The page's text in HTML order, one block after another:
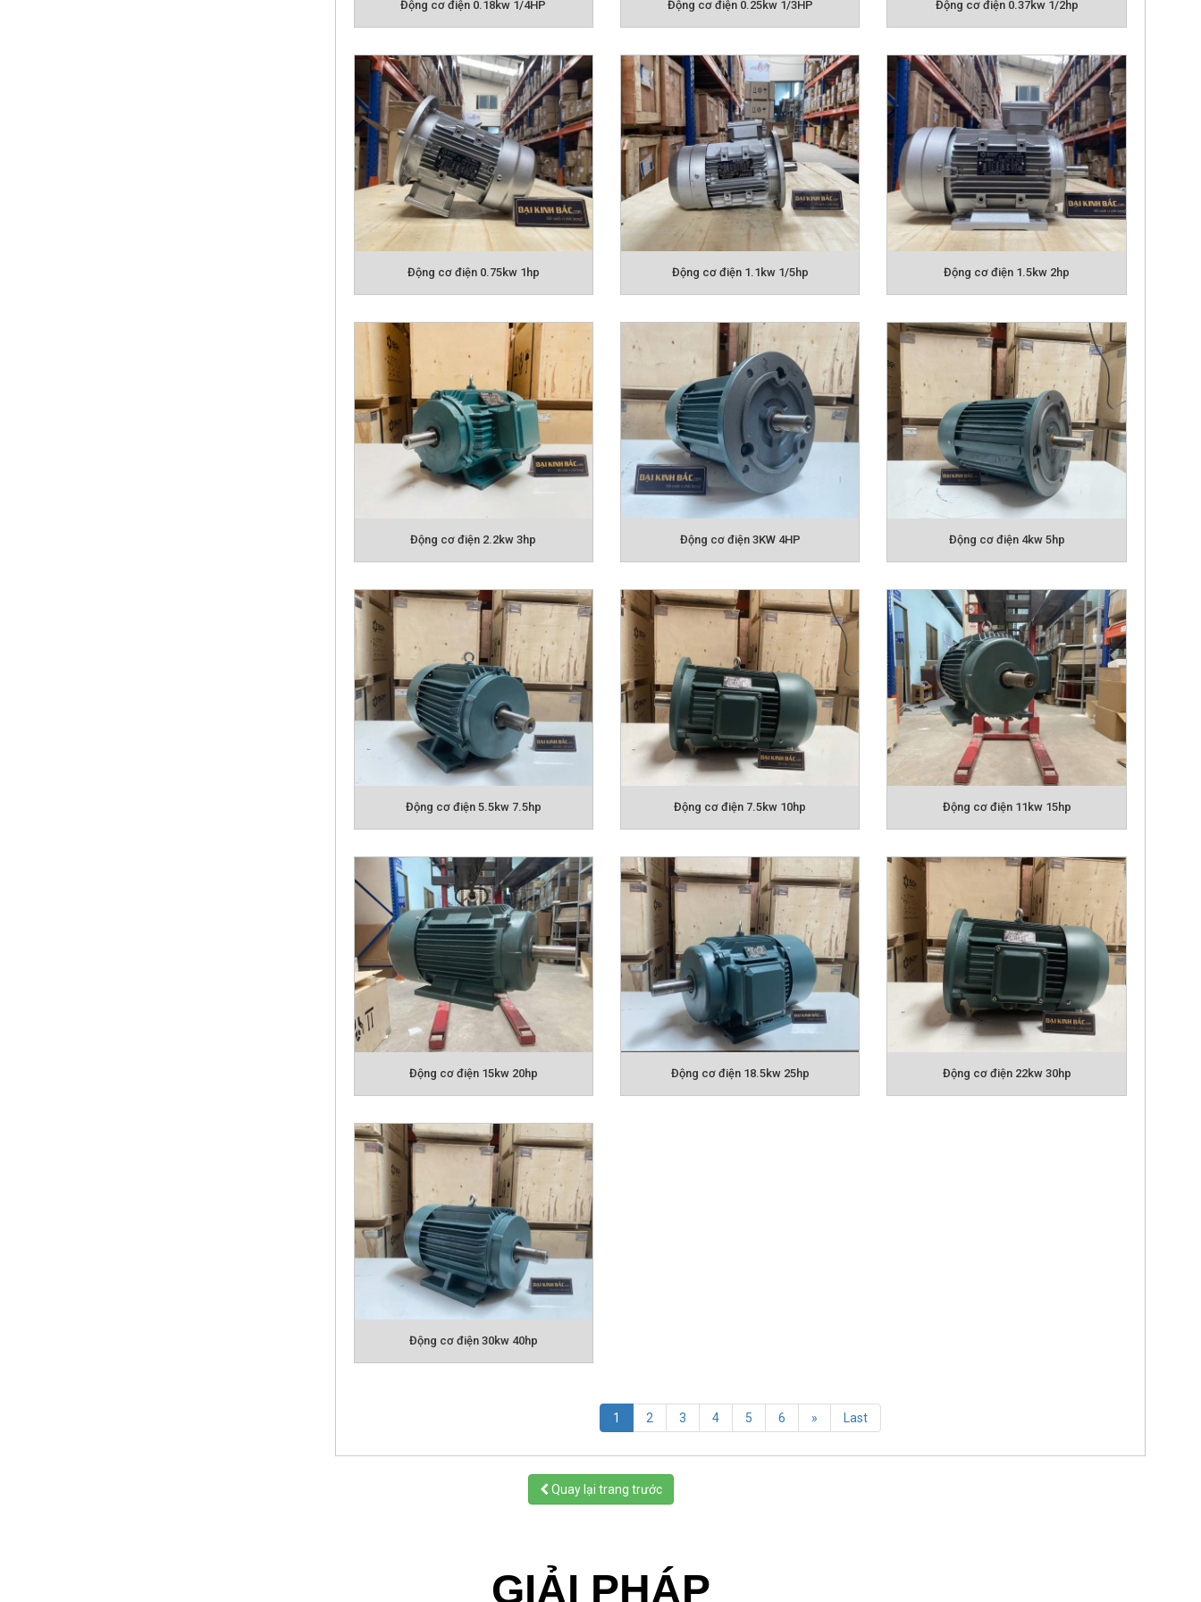
- Điện áp 3 pha 380v
CẤU TẠI ĐỘNG CƠ ĐIỆN BGM
ƯU ĐIỂM CỦA ĐỘNG CƠ ĐIỆN BGM
- Hệ số bảo vệ bụi và nước IP55, giúp hoạt động ngoài trời tốt hơn k sợ bụi bẩn,
- Động cơ BGM với tiêu chuẩn hiệu suất IE2. Hiệu suất IE2 được hiểu là tiết kiệm điện năng. Phần lớn
trên thị trường Việt Nam hiện nay, các dòng motor điện là hiệu suất IE1.Hiệu suất IE2
sẽ giúp người sử
dụng tiết kiệm được chi phí sử dụng điện hơn so với các loại motor điện thông thường.
- Dây quấn100% bằng đồng,
được quấn bằng hệ thống tự động hóa ưu việt giúp động cơ hoạt động tối
ưu, động cơ mát và bền
- Hệ thốngBạc đạn(Vòng bi): NSK Nhật tinh tế, cấu trúc bền vững theo thời gian.=> Tăng tuổi thọ của
motor, vận hành êm ái => Giảm chi phí bảo hành, sửa chữa,...
Động cơ điện BGM áp dụng tiêu chuẩn chống nước, chống bụi IP55 giúp động cơ hoạt đồng bền bỉ hơn,
nhất là trong các môi trường khắc nghiệt, môi trường ngoài trời hoặc môi trường có hóa chất.
- Kết cấu vỏ được làm bằng hợp kim nhôm hoặc thép chất lượng cao tiêu chuẩn Châu Âu, bên ngoài phủ
sơn 3 lớp chất lượng cao, sơn trên công nghệ Châu Âu.
ỨNG DỤNG CỦA ĐỘNG CƠ ĐIỆN
Các ứng dụng đơn giản của motor là: quạt công nghiệp, quạt thông gió, quạt hút, sx máy bơm nước, Các
loại máy sàng cát, đá công nghiệp, dây truyền, băng tải, Máy trộn nguyên liệu, máy nghiền đá, nghiền gỗ,
máy trộn bê tông để xây nhà, máy trộn bột mì để làm bánh, máy khoan tường để tạo ra các lỗ đóng đinh rồi
treo các vật trang trí, máy mài để mài các mắt kính …
ĐẠI KINH BẮC nhà nhập khẩu số 1 Việt Nam, là đơn vị uy tín hàng đầu chuyên cung cấp các sản phẩm
chất lượng với nhiều tín năng ưu điểm vượt trội.
Bạn thực sự là người mua hàng thông minh, hãy đến với chúng tôi để cùng trải nghiệm chất lượng của sản
phẩm nhé!
Các sản phẩm liên quan:
XEM THÊM ĐỘNG CƠ ĐIỆN 2 CỰC
Động cơ điện 0.75kw 1hp Động cơ điện 1.1kw 1/5hp Động cơ điện 1.5kw 2hp
Động cơ điện 2.2kw 3hp Động cơ điện 3KW 4HP Động cơ điện 4kw 5hp
Động cơ điện 5.5kw 7.5hp Động cơ điện 7.5kw 10hp Động cơ điện 11kw 15hp
Động cơ điện 15kw 20hp Động cơ điện 18.5kw 25hp Động cơ điện 22kw 30hp
Động cơ điện 30kw 40hp
Quay lại trang trước